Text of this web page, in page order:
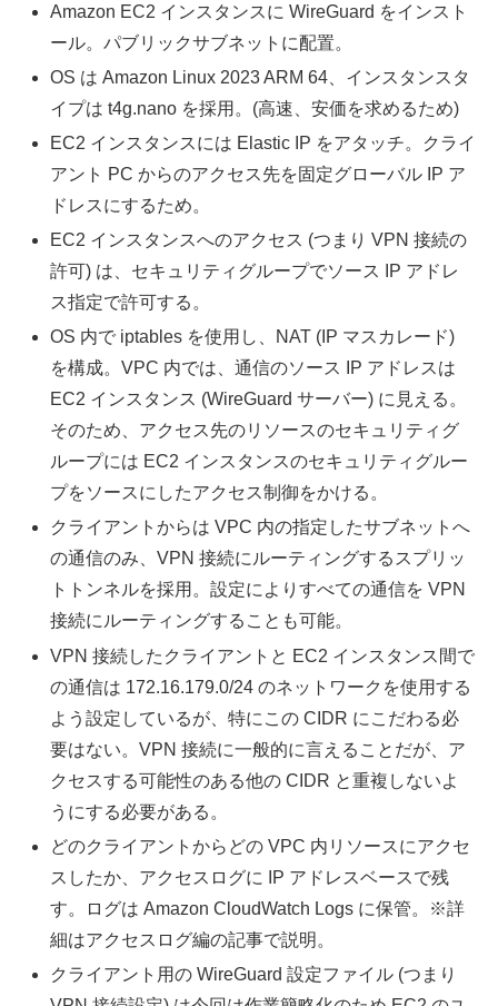
Amazon EC2 インスタンスに WireGuard をインスト
ール。パブリックサブネットに配置。
OS は Amazon Linux 2023 ARM 64、インスタンスタ
イプは t4g.nano を採用。(高速、安価を求めるため)
EC2 インスタンスには Elastic IP をアタッチ。クライ
アント PC からのアクセス先を固定グローバル IP ア
ドレスにするため。
EC2 インスタンスへのアクセス (つまり VPN 接続の
許可) は、セキュリティグループでソース IP アドレ
ス指定で許可する。
OS 内で iptables を使用し、NAT (IP マスカレード)
を構成。VPC 内では、通信のソース IP アドレスは
EC2 インスタンス (WireGuard サーバー) に見える。
そのため、アクセス先のリソースのセキュリティグ
ループには EC2 インスタンスのセキュリティグルー
プをソースにしたアクセス制御をかける。
クライアントからは VPC 内の指定したサブネットへ
の通信のみ、VPN 接続にルーティングするスプリッ
トトンネルを採用。設定によりすべての通信を VPN
接続にルーティングすることも可能。
VPN 接続したクライアントと EC2 インスタンス間で
の通信は 172.16.179.0/24 のネットワークを使用する
よう設定しているが、特にこの CIDR にこだわる必
要はない。VPN 接続に一般的に言えることだが、ア
クセスする可能性のある他の CIDR と重複しないよ
うにする必要がある。
どのクライアントからどの VPC 内リソースにアクセ
スしたか、アクセスログに IP アドレスベースで残
す。ログは Amazon CloudWatch Logs に保管。※詳
細はアクセスログ編の記事で説明。
クライアント用の WireGuard 設定ファイル (つまり